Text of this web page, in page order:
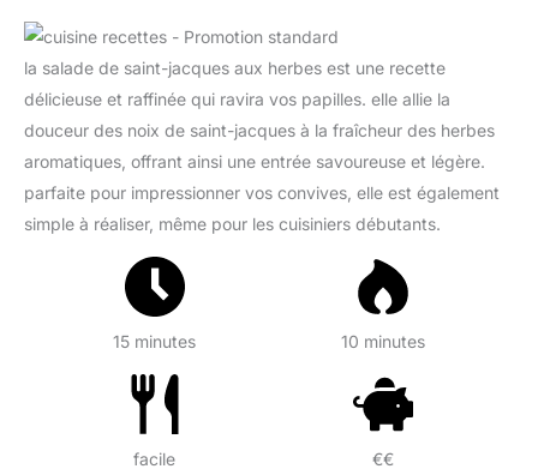
la salade de saint-jacques aux herbes est une recette
délicieuse et raffinée qui ravira vos papilles. elle allie la
douceur des noix de saint-jacques à la fraîcheur des herbes
aromatiques, offrant ainsi une entrée savoureuse et légère.
parfaite pour impressionner vos convives, elle est également
simple à réaliser, même pour les cuisiniers débutants.
15 minutes 10 minutes
facile €€